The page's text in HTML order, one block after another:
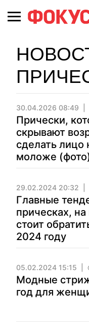
30.04.2026 08:49
Прически,
скрывают
сделать лицо
моложе
29.02.2024 20:32
Главные
прическах,
стоит
2024 году
05.02.2024 15:15
Модные
год для